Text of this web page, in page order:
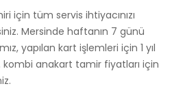
için tüm servis ihtiyacınızı
Mersinde haftanın 7 günü
yapılan kart işlemleri için 1 yıl
anakart tamir fiyatları için